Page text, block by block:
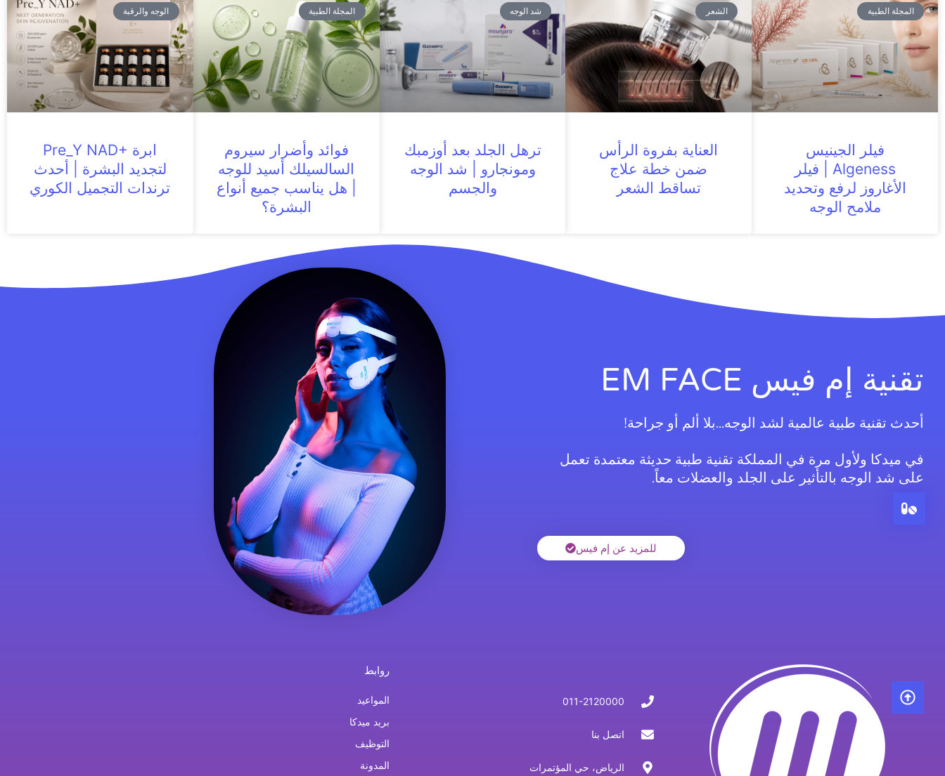
المجلة الطبية
فيلر الجينيس
Algeness | فيلر
الأغاروز لرفع وتحديد
ملامح الوجه
الشعر
العناية بفروة الرأس
ضمن خطة علاج
تساقط الشعر
شد الوجه
ترهل الجلد بعد أوزمبك
ومونجارو | شد الوجه
والجسم
المجلة الطبية
فوائد وأضرار سيروم
السالسيلك أسيد للوجه
| هل يناسب جميع أنواع
البشرة؟
الوجه والرقبة
ابرة Pre_Y NAD+‎
لتجديد البشرة | أحدث
ترندات التجميل الكوري
تقنية إم فيس EM FACE
أحدث تقنية طبية عالمية لشد الوجه...بلا ألم أو جراحة!
في ميدكا ولأول مرة في المملكة تقنية طبية حديثة معتمدة تعمل
على شد الوجه بالتأثير على الجلد والعضلات معاً.
للمزيد عن إم فيس
011-2120000
اتصل بنا
الرياض، حي المؤتمرات
روابط
المواعيد
بريد ميدكا
التوظيف
المدونة